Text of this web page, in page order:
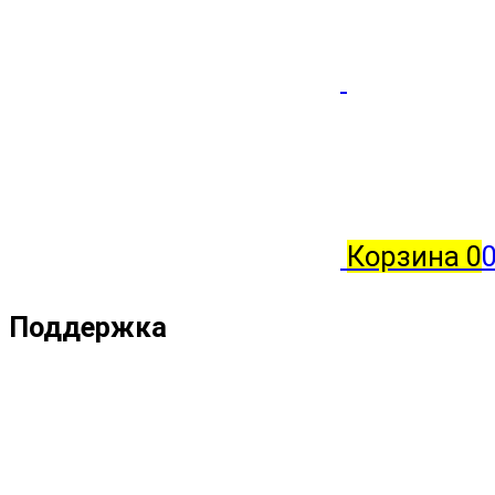
Корзина 0
Поддержка